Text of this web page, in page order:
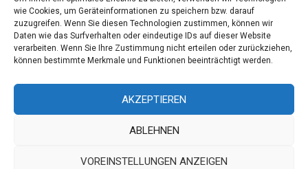
wie Cookies, um Geräteinformationen zu speichern bzw. darauf
zuzugreifen. Wenn Sie diesen Technologien zustimmen, können wir
Daten wie das Surfverhalten oder eindeutige IDs auf dieser Website
verarbeiten. Wenn Sie Ihre Zustimmung nicht erteilen oder zurückziehen,
können bestimmte Merkmale und Funktionen beeinträchtigt werden.
AKZEPTIEREN
ABLEHNEN
VOREINSTELLUNGEN ANZEIGEN
Die Redaktion
Über modaCYCLE
Instagram